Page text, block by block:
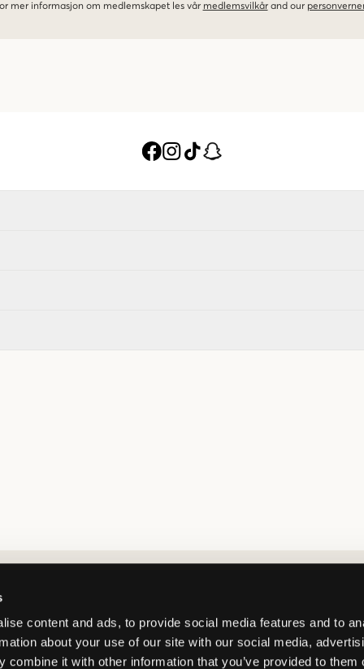
content and ads, to provide social media features and to
about your use of our site with our social media,
combine it with other information that you’ve provided to them
mer informasjon om medlemskapet les vår medlemsvilkår and our